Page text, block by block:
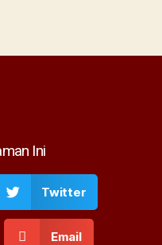
Ini
Twitter
Email